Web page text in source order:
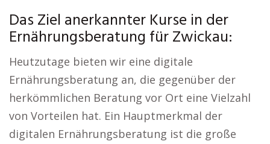
Das Ziel anerkannter Kurse in der
Ernährungsberatung für Zwickau:
Heutzutage bieten wir eine digitale
Ernährungsberatung an, die gegenüber der
herkömmlichen Beratung vor Ort eine Vielzahl
von Vorteilen hat. Ein Hauptmerkmal der
digitalen Ernährungsberatung ist die große